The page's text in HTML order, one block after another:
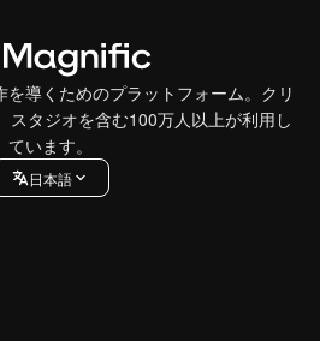
導くためのプラットフォーム。クリ
スタジオを含む100万人以上が利用し
ています。
日本語